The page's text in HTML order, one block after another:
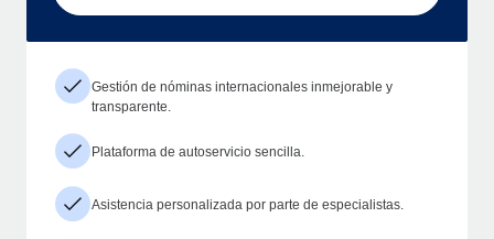
Gestión de nóminas internacionales inmejorable y
transparente.
Plataforma de autoservicio sencilla.
Asistencia personalizada por parte de especialistas.